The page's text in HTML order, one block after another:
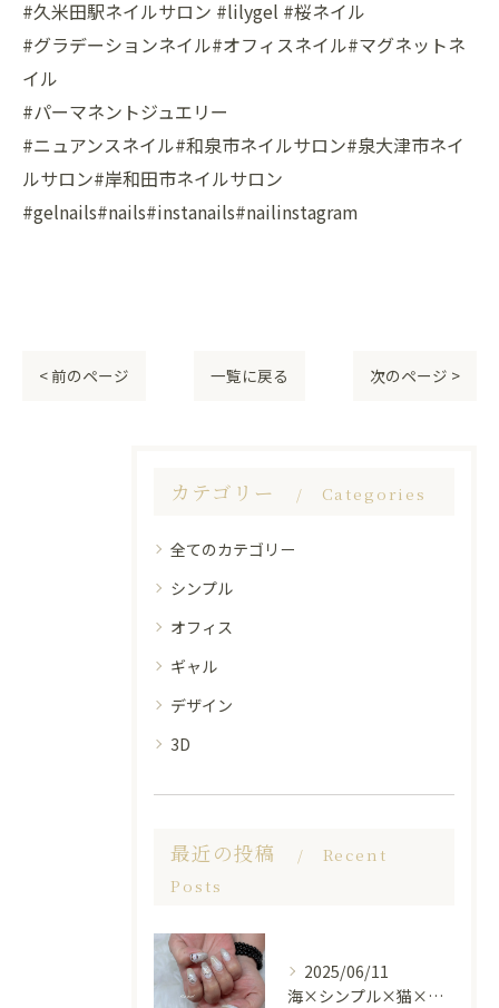
#久米田駅ネイルサロン #lilygel #桜ネイル
#グラデーションネイル#オフィスネイル#マグネットネ
イル
#パーマネントジュエリー
#ニュアンスネイル#和泉市ネイルサロン#泉大津市ネイ
ルサロン#岸和田市ネイルサロン
#gelnails#nails#instanails#nailinstagram
< 前のページ 一覧に戻る 次のページ >
カテゴリー Categories
全てのカテゴリー
シンプル
オフィス
ギャル
デザイン
3D
最近の投稿
Recent
Posts
2025/06/11
海×シンプル×猫×上品 nail🐈🐚✨